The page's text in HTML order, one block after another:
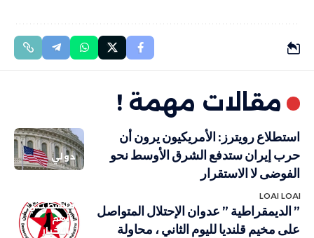
مقالات مهمة !
دولي
استطلاع رويترز: الأمريكيون يرون أن
حرب إيران ستدفع الشرق الأوسط نحو
الفوضى لا الاستقرار
LOAI LOAI
فلسطيني
أهم
الاخبار
” الديمقراطية ” عدوان الإحتلال المتواصل
على مخيم قلنديا لليوم الثاني ، محاولة